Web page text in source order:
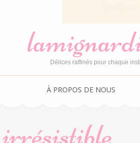
Délices raffinés pour chaque
À PROPOS DE NOUS